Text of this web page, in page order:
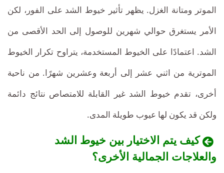
الموتر ومتانة الغزل. يظهر تأثير خيوط الشد على الفور، لكن
الأمر يستغرق حوالي شهرين للوصول إلى الحد الأقصى من
الشد. اعتمادًا على الخيوط المستخدمة، يتراوح تكرار الخيوط
الموترية من اثني عشر إلى أربعة وعشرين شهرًا. من ناحية
أخرى، تقدم خيوط الشد غير القابلة للامتصاص نتائج دائمة
ولكن قد يكون لها عيوب طويلة المدى.
كيف يتم الاختيار بين خيوط الشد
والعلاجات الجمالية الأخرى؟